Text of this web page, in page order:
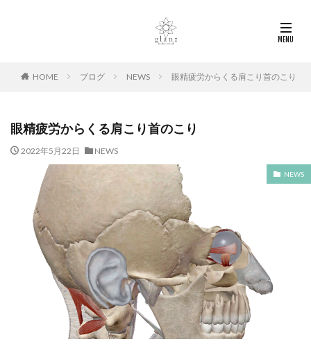
HOME ブログ NEWS 眼精疲労からくる肩こり首のこり
眼精疲労からくる肩こり首のこり
2022年5月22日 NEWS
NEWS